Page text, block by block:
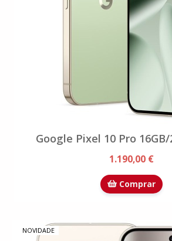
Google Pixel 10 Pro 16GB/
1.190,00 €
Comprar
NOVIDADE